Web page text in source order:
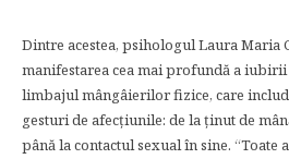
Dintre acestea, psihologul Laura Maria
manifestarea cea mai profundă a
limbajul mângâierilor fizice, care
gesturi de afecţiunile: de la ţinut de
până la contactul sexual în sine. “Toate